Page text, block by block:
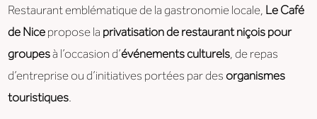
Restaurant emblématique de la gastronomie locale,Le Café
de Nicepropose laprivatisation de restaurant niçois pour
groupesà l’occasion d’événements culturels, de repas
d’entreprise ou d’initiatives portées par desorganismes
touristiques.